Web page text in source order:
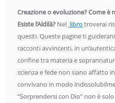
Creazione o evoluzione? Come è
Esiste l’Aldilà? Nel libro troverai
quesiti. Queste pagine ti
racconti avvincenti, in
confine tra materia e
scienza e fede non siano affatto
convivano in modo
“Sorprendersi con Dio” non è